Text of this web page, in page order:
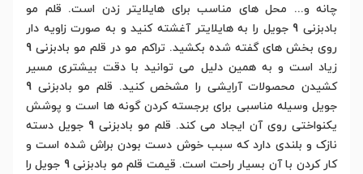
چانه و... محل های مناسب برای هایلایتر زدن است. قلم مو
بادبزنی 9 جویل را به هایلایتر آغشته کنید و به صورت زاویه دار
روی بخش های گفته شده بکشید. تراکم مو در قلم مو بادبزنی 9
زیاد است و به همین دلیل می توانید با دقت بیشتری مسیر
کشیدن محصولات آرایشی را مشخص کنید. قلم مو بادبزنی 9
جویل وسیله مناسبی برای برجسته کردن گونه ها است و پوشش
یکنواختی روی آن ایجاد می کند. قلم مو بادبزنی 9 جویل دسته
نازک و بلندی دارد که سبب خوش دست بودن براش شده است و
کار کردن با آن بسیار راحت است. قیمت قلم مو بادبزنی 9 جویل را